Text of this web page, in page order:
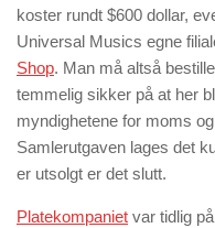
koster rundt $600 dollar,
Universal Musics egne
Shop. Man må altså
temmelig sikker på at her
myndighetene for moms
Samlerutgaven lages det
er utsolgt er det slutt.
Platekompaniet var tidlig